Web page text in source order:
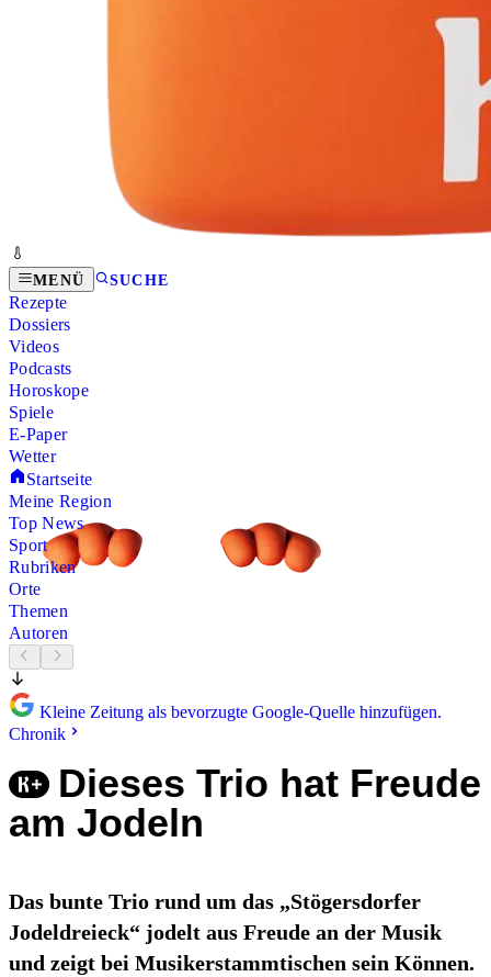
MENÜ SUCHE
Rezepte
Dossiers
Videos
Podcasts
Horoskope
Spiele
E-Paper
Wetter
Startseite
Meine Region
Top News
Sport
Rubriken
Orte
Themen
Autoren
Kleine Zeitung als bevorzugte Google-Quelle hinzufügen.
Chronik
Dieses Trio hat Freude
am Jodeln
Das bunte Trio rund um das „Stögersdorfer
Jodeldreieck“ jodelt aus Freude an der Musik
und zeigt bei Musikerstammtischen sein Können.